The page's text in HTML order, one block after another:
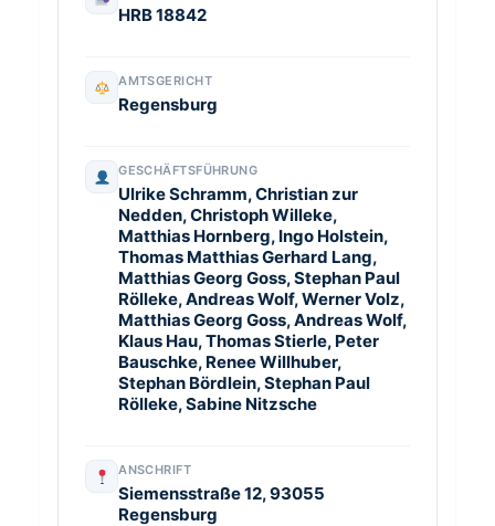
HRB 18842
AMTSGERICHT
Regensburg
GESCHÄFTSFÜHRUNG
Ulrike Schramm, Christian zur
Nedden, Christoph Willeke,
Matthias Hornberg, Ingo Holstein,
Thomas Matthias Gerhard Lang,
Matthias Georg Goss, Stephan Paul
Rölleke, Andreas Wolf, Werner Volz,
Matthias Georg Goss, Andreas Wolf,
Klaus Hau, Thomas Stierle, Peter
Bauschke, Renee Willhuber,
Stephan Bördlein, Stephan Paul
Rölleke, Sabine Nitzsche
ANSCHRIFT
Siemensstraße 12, 93055
Regensburg